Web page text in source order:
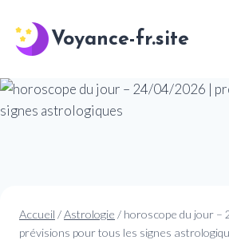
contenu
Voyance-fr.site
Accueil /Astrologie / horoscope du jour –
prévisions pour tous les signes